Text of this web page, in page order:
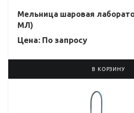
Мельница шаровая
МЛ)
Цена: По запросу
В КОРЗИНУ